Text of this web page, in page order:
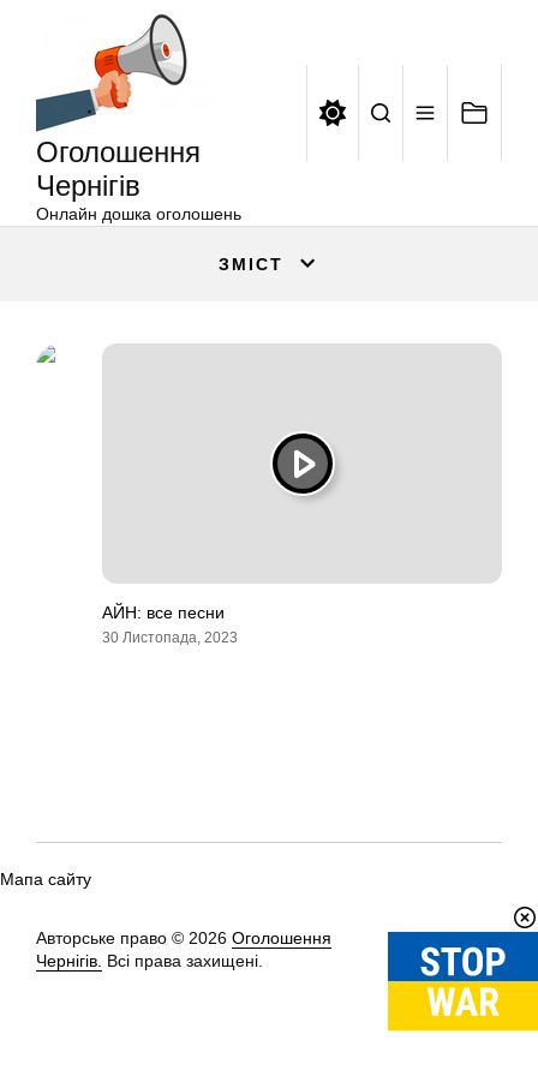
Оголошення
Чернігів
Онлайн дошка оголошень
ЗМІСТ
АЙН: все песни
30 Листопада, 2023
Мапа сайту
Авторське право © 2026 Оголошення
Чернігів. Всі права захищені.
Вгору↑